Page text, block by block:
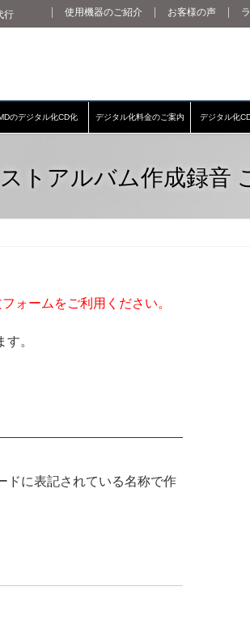
行 使用機器のご紹介 お客様の声
のデジタル化CD化 デジタル化料金のご案内 デジタル化
トアルバム作成録音
ォームをご利用ください。
。
ドに表記されている名称で作